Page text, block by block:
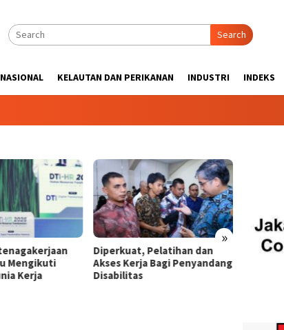
Search
NASIONAL KELAUTAN DAN PERIKANAN INDUSTRI INDEKS
»
Diperkuat, Pelatihan dan
Akses Kerja Bagi Penyandang
Disabilitas
33,5% Lulusan Perguruan
Tinggi Bekerja Tidak Sesuai